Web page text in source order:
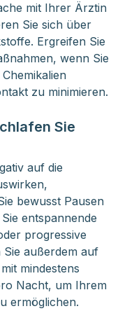
mit Ihrer Ärztin
Sie sich über
Ergreifen Sie
wenn Sie
zu minimieren.
Sie
auf die
bewusst Pausen
entspannende
progressive
außerdem auf
mindestens
Nacht, um Ihrem
ermöglichen.